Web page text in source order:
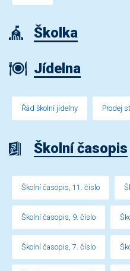
Školka
Jídelna
Řád školní jídelny Prodej
Školní časopis
Školní časopis, 11. číslo
Školní časopis, 9. číslo
Školní časopis, 7. číslo